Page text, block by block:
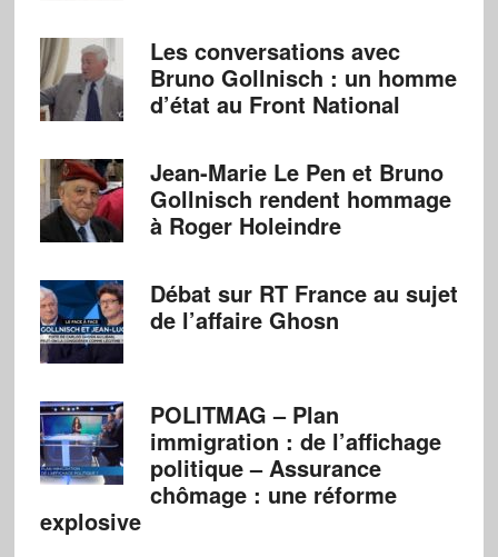
Les conversations avec
Bruno Gollnisch : un homme
d’état au Front National
Jean-Marie Le Pen et Bruno
Gollnisch rendent hommage
à Roger Holeindre
Débat sur RT France au sujet
de l’affaire Ghosn
POLITMAG – Plan
immigration : de l’affichage
politique – Assurance
chômage : une réforme
explosive